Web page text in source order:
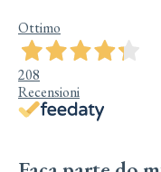
Ottimo
208
Recensioni